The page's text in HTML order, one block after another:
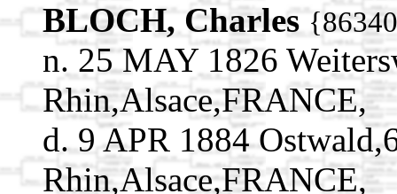
BLOCH, Charles
n. 25 MAY 1826
Rhin,Alsace,FRANCE,
d. 9 APR 1884
Rhin,Alsace,FRANCE,